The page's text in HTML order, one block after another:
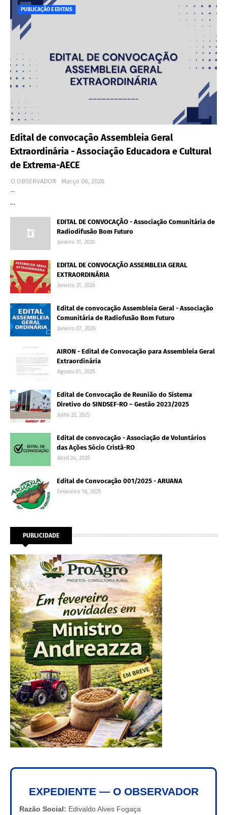
PUBLICAÇÃO E EDITAIS
Edital de convocação Assembleia Geral
Extraordinária - Associação Educadora e Cultural
de Extrema-AECE
O OBSERVADOR
Março 06, 2026
…
…
EDITAL DE CONVOCAÇÃO - Associação Comunitária de
Radiodifusão Bom Futuro
Janeiro 31, 2026
EDITAL DE CONVOCAÇÃO ASSEMBLEIA GERAL
EXTRAORDINÁRIA
Janeiro 31, 2026
Edital de convocação Assembleia Geral - Associação
Comunitária de Radiofusão Bom Futuro
Janeiro 07, 2026
AIRON - Edital de Convocação para Assembleia Geral
Extraordinária
Agosto 01, 2025
Edital de Convocação de Reunião do Sistema
Diretivo do SINDSEF-RO – Gestão 2023/2025
Julho 22, 2025
Edital de convocação - Associação de Voluntários
das Ações Sócio Cristã-RO
Abril 24, 2025
Edital de Convocação 001/2025 - ARUANA
Fevereiro 18, 2025
PUBLICIDADE
EXPEDIENTE — O OBSERVADOR
Razão Social: Edivaldo Alves Fogaça